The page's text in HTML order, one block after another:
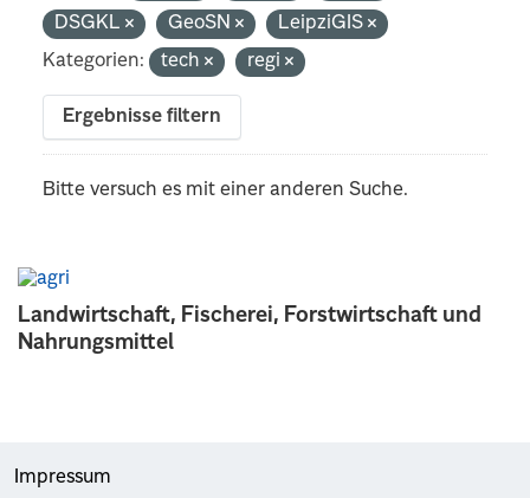
Landwirtschaft, Fischerei, Forstwirtschaft und
Nahrungsmittel
DSGKL
GeoSN
LeipziGIS
Kategorien:
tech regi
Ergebnisse filtern
Bitte versuch es mit einer anderen Suche.
Impressum